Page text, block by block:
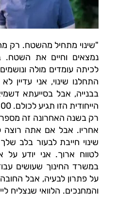
"שינוי מתחיל מהשטח. רק
נמצאים וחיים את השטח.
לכיתה עומדים מולה
התחלנו שינוי, אני עדיין
בבנייה, אבל בסייעתא
רק בשנה האחרונה זה
אחריו. אבל אם אתה רוצה
שינוי חייבת לבעור בלב
לטווח ארוך. אני יודע על
במשרד החינוך שעושים
על פתרון לבעיה, אבל
והמחנכים. הלוואי שנצליח